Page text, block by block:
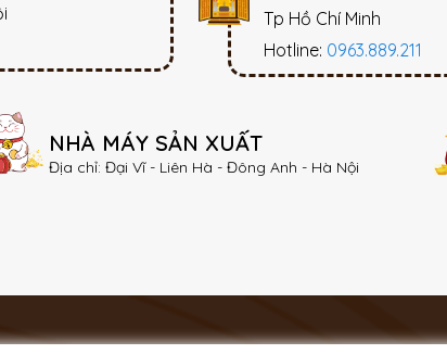
Tp Hồ Chí Minh
Hotline: 0963.889.211
NHÀ MÁY SẢN XUẤT
Địa chỉ: Đại Vĩ - Liên Hà - Đông Anh - Hà Nội